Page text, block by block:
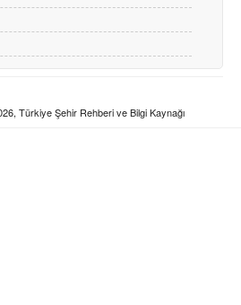
Türkiye Şehir Rehberi ve Bilgi Kaynağı